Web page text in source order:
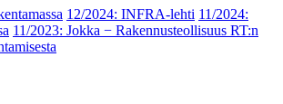
12/2024: INFRA-lehti 11/2024:
11/2023: Jokka − Rakennusteollisuus RT:n